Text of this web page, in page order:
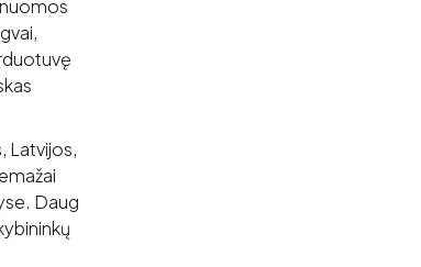
Latvijos,
Daug